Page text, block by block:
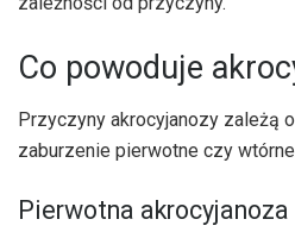
Co powoduje
Przyczyny akrocyjanozy zależą
zaburzenie pierwotne czy
Pierwotna akrocyjanoza